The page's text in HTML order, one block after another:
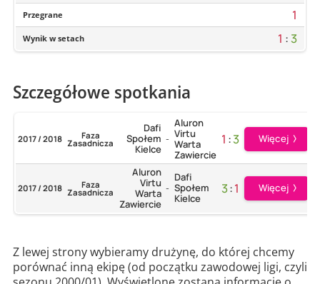
Przegrane 1
Wynik w setach 1 : 3
Szczegółowe spotkania
2017 / 2018 Faza
Zasadnicza
Dafi
Społem
Kielce
-
Aluron
Virtu
Warta
Zawiercie
1 :3 Więcej
2017 / 2018 Faza
Zasadnicza
Aluron
Virtu
Warta
Zawiercie
-
Dafi
Społem
Kielce
3:1 Więcej
Z lewej strony wybieramy drużynę, do której chcemy
porównać inną ekipę (od początku zawodowej ligi, czyli